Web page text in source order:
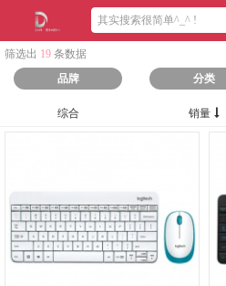
筛选出 19 条数据
品牌
分类
综合 销量